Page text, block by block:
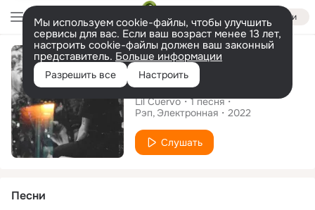
Войти
Мы используем cookie-файлы, чтобы улучшить
сервисы для вас. Если ваш возраст менее 13 лет,
настроить cookie-файлы должен ваш законный
представитель. Больше информации
Разрешить все Настроить
Сингл
Light It Up
Lil Cuervo 1песня
Рэп Электронная 2022
Слушать
Песни